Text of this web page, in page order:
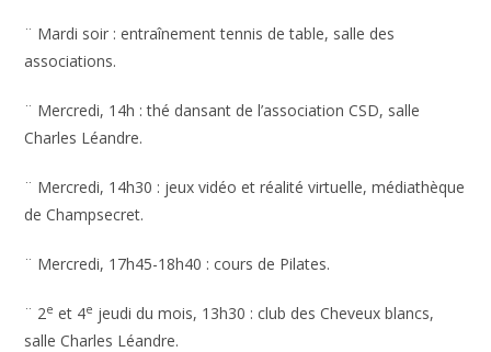
¨ Mardi soir : entraînement tennis de table, salle des
associations.
¨ Mercredi, 14h : thé dansant de l’association CSD, salle
Charles Léandre.
¨ Mercredi, 14h30 : jeux vidéo et réalité virtuelle, médiathèque
de Champsecret.
¨ Mercredi, 17h45-18h40 : cours de Pilates.
¨ 2e et 4e jeudi du mois, 13h30 : club des Cheveux blancs,
salle Charles Léandre.